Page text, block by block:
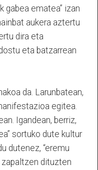
gabea ematea” izan
aukera aztertu
dira eta
eta batzarrean
da. Larunbatean,
egitea.
Igandean, berriz,
sortuko dute kultur
dutenez, “eremu
zapaltzen dituzten